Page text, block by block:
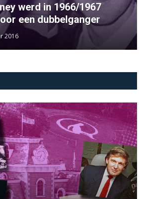
werd in 1966/1967
een dubbelganger
2016